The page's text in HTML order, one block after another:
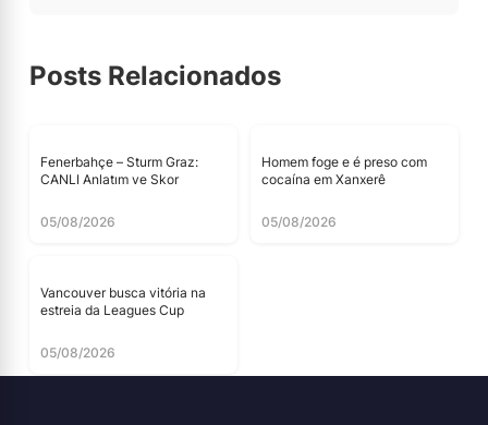
Posts Relacionados
Fenerbahçe – Sturm Graz:
CANLI Anlatım ve Skor
05/08/2026
Homem foge e é preso com
cocaína em Xanxerê
05/08/2026
Vancouver busca vitória na
estreia da Leagues Cup
05/08/2026